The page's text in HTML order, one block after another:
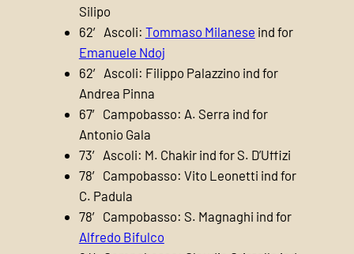
Silipo
62′ Ascoli: Tommaso Milanese ind for
Emanuele Ndoj
62′ Ascoli: Filippo Palazzino ind for
Andrea Pinna
67′ Campobasso: A. Serra ind for
Antonio Gala
73′ Ascoli: M. Chakir ind for S. D’Uffizi
78′ Campobasso: Vito Leonetti ind for
C. Padula
78′ Campobasso: S. Magnaghi ind for
Alfredo Bifulco